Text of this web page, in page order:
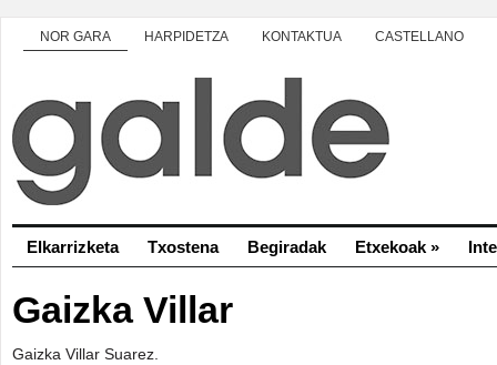
NOR GARA HARPIDETZA KONTAKTUA CASTELLANO
Elkarrizketa Txostena Begiradak Etxekoak »
Gaizka Villar
Gaizka Villar Suarez.